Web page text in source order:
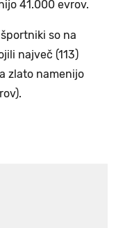
41.000 evrov.
so na
največ (113)
zlato namenijo